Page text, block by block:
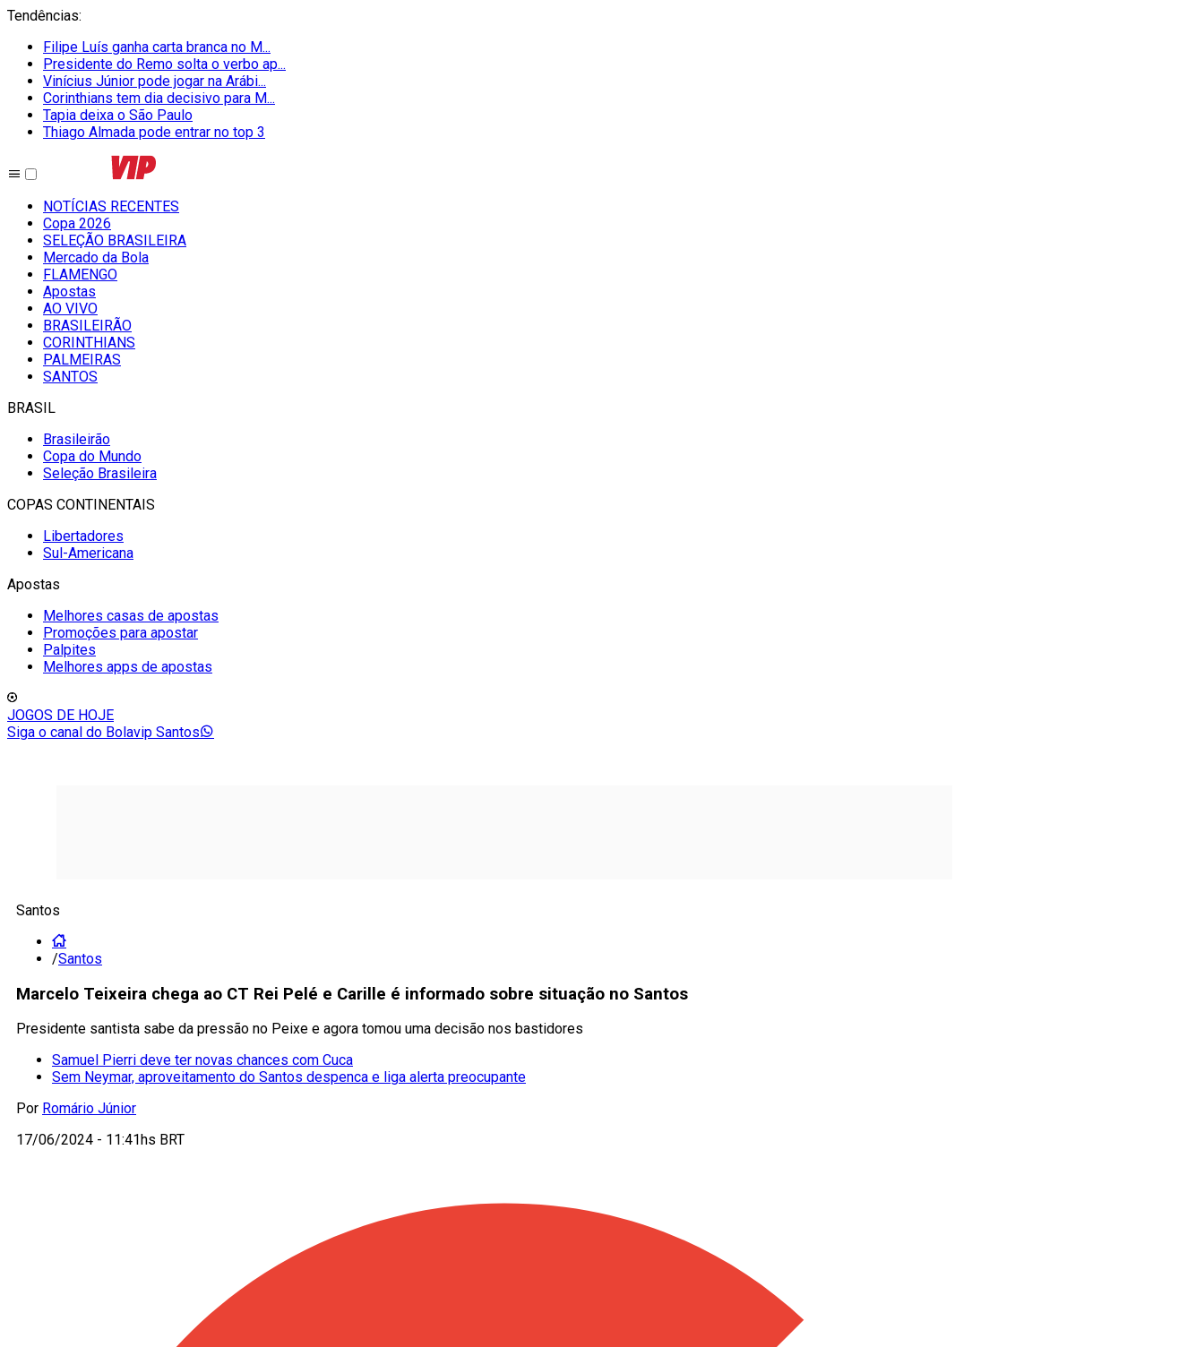
Tendências:
Filipe Luís ganha carta branca no M...
Presidente do Remo solta o verbo ap...
Vinícius Júnior pode jogar na Arábi...
Corinthians tem dia decisivo para M...
Tapia deixa o São Paulo
Thiago Almada pode entrar no top 3
NOTÍCIAS RECENTES
Copa 2026
SELEÇÃO BRASILEIRA
Mercado da Bola
FLAMENGO
Apostas
AO VIVO
BRASILEIRÃO
CORINTHIANS
PALMEIRAS
SANTOS
BRASIL
Brasileirão
Copa do Mundo
Seleção Brasileira
COPAS CONTINENTAIS
Libertadores
Sul-Americana
Apostas
Melhores casas de apostas
Promoções para apostar
Palpites
Melhores apps de apostas
JOGOS DE HOJE
Siga o canal do Bolavip Santos
Santos
/Santos
Marcelo Teixeira chega ao CT Rei Pelé e Carille é informado sobre situação no Santos
Presidente santista sabe da pressão no Peixe e agora tomou uma decisão nos bastidores
Samuel Pierri deve ter novas chances com Cuca
Sem Neymar, aproveitamento do Santos despenca e liga alerta preocupante
Por Romário Júnior
17/06/2024 - 11:41hs BRT